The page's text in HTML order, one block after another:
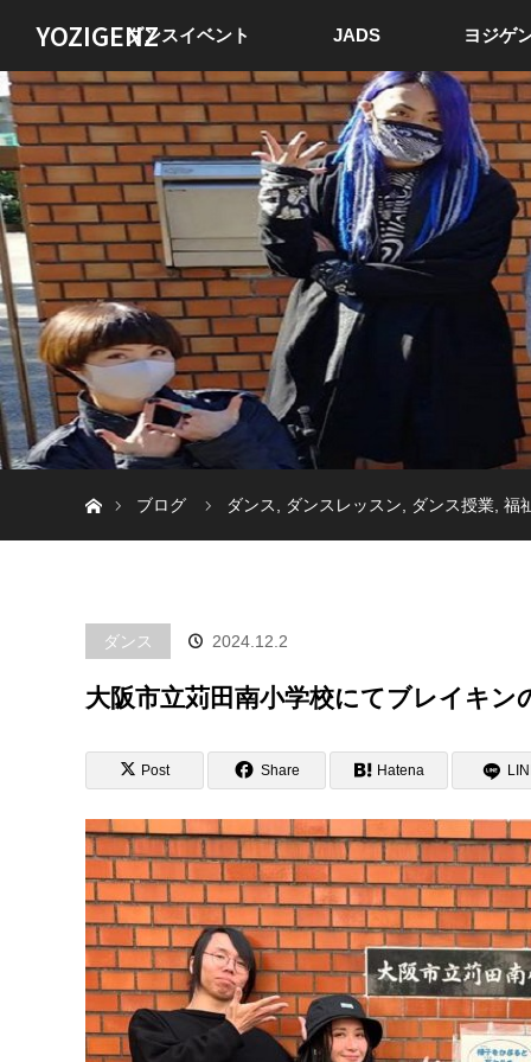
YOZIGENZダンスイベント JADS ヨジゲ
ブログ
ダンス ダンスレッスン ダンス授業 福
ダンス 2024.12.2
大阪市立苅田南小学校にてブレイキン
Post Share Hatena